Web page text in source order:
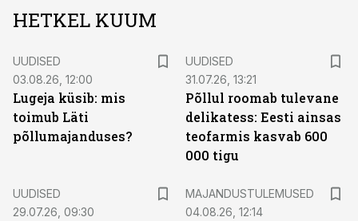
HETKEL KUUM
UUDISED
03.08.26, 12:00
Lugeja küsib: mis
toimub Läti
põllumajanduses?
UUDISED
31.07.26, 13:21
Põllul roomab tulevane
delikatess: Eesti ainsas
teofarmis kasvab 600
000 tigu
UUDISED
29.07.26, 09:30
MAJANDUSTULEMUSED
04.08.26, 12:14